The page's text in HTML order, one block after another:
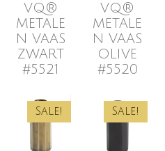
VQ®
METALE
N VAAS
ZWART
#5521
VQ®
METALE
N VAAS
OLIVE
#5520
Sale! Sale!